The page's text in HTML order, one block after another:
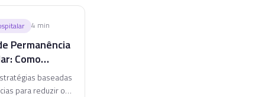
4 min
Permanência
Como
Segurança
baseadas
para reduzir o